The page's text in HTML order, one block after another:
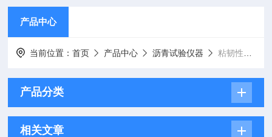
产品中心
当前位置：首页 产品中心 沥青试验仪器 粘韧性测定仪
产品分类
相关文章